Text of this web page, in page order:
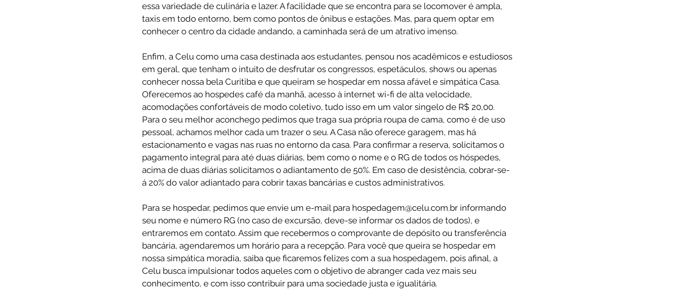
essa variedade de culinária e lazer. A facilidade que se encontra para se locomover é ampla,
taxis em todo entorno, bem como pontos de ônibus e estações. Mas, para quem optar em
conhecer o centro da cidade andando, a caminhada será de um atrativo imenso.
Enfim, a Celu como uma casa destinada aos estudantes, pensou nos acadêmicos e estudiosos
em geral, que tenham o intuito de desfrutar os congressos, espetáculos, shows ou apenas
conhecer nossa bela Curitiba e que queiram se hospedar em nossa afável e simpática Casa.
Oferecemos ao hospedes café da manhã, acesso à internet wi-fi de alta velocidade,
acomodações confortáveis de modo coletivo, tudo isso em um valor singelo de R$ 20,00.
Para o seu melhor aconchego pedimos que traga sua própria roupa de cama, como é de uso
pessoal, achamos melhor cada um trazer o seu. A Casa não oferece garagem, mas há
estacionamento e vagas nas ruas no entorno da casa. Para confirmar a reserva, solicitamos o
pagamento integral para até duas diárias, bem como o nome e o RG de todos os hóspedes,
acima de duas diárias solicitamos o adiantamento de 50%. Em caso de desistência, cobrar-se-
á 20% do valor adiantado para cobrir taxas bancárias e custos administrativos.
Para se hospedar, pedimos que envie um e-mail para hospedagem@celu.com.br informando
seu nome e número RG (no caso de excursão, deve-se informar os dados de todos), e
entraremos em contato. Assim que recebermos o comprovante de depósito ou transferência
bancária, agendaremos um horário para a recepção. Para você que queira se hospedar em
nossa simpática moradia, saiba que ficaremos felizes com a sua hospedagem, pois afinal, a
Celu busca impulsionar todos aqueles com o objetivo de abranger cada vez mais seu
conhecimento, e com isso contribuir para uma sociedade justa e igualitária.